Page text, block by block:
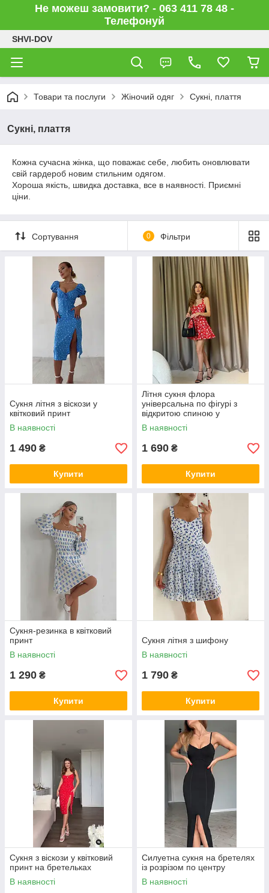
Не можеш замовити? - 063 411 78 48 -
Телефонуй
SHVI-DOV
Товари та послуги Жіночий одяг Сукні, плаття
Сукні, плаття
Кожна сучасна жінка, що поважає себе, любить оновлювати
свій гардероб новим стильним одягом.
Хороша якість, швидка доставка, все в наявності. Приємні
ціни.
Сортування 0 Фільтри
Сукня літня з віскози у
квітковий принт
В наявності
1 490 ₴
Купити
Літня сукня флора
універсальна по фігурі з
відкритою спиною у
червоному та блакитному
кольорах
В наявності
1 690 ₴
Купити
Сукня-резинка в квітковий
принт
В наявності
1 290 ₴
Купити
Сукня літня з шифону
В наявності
1 790 ₴
Купити
Сукня з віскози у квітковий
принт на бретельках
В наявності
Силуетна сукня на бретелях
із розрізом по центру
В наявності